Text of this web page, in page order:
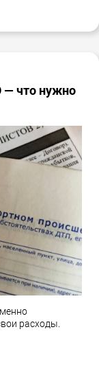
— что нужно
расходы.